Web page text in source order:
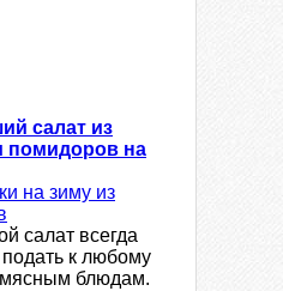
салат из
помидоров на
на зиму из
салат всегда
подать к любому
мясным блюдам.